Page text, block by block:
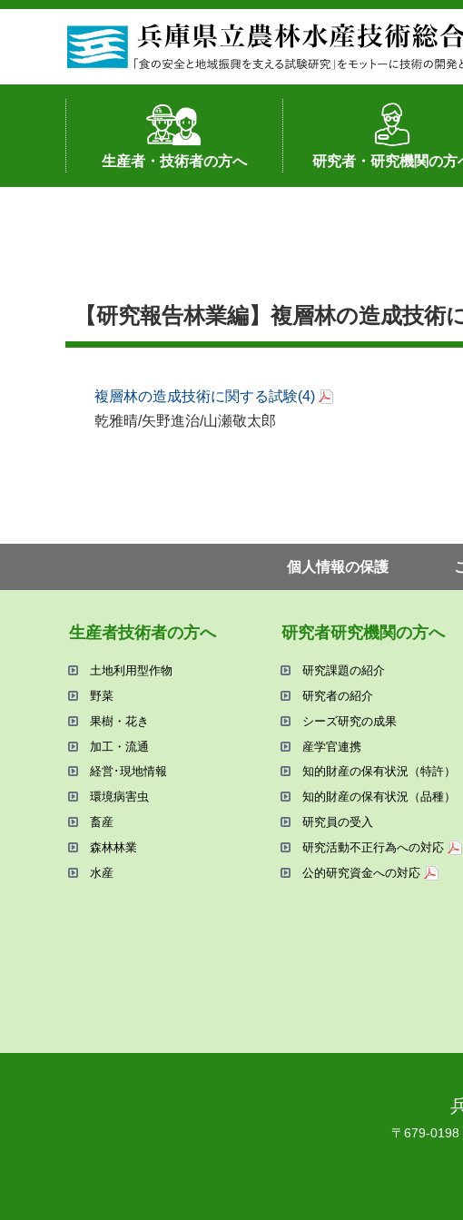
生産者・技術者の方へ
土地利用型作物
野菜
果樹・花き
加工・流通
経営･現地情報
環境病害虫
畜産
森林林業
水産
基幹種雄牛の紹介
研究者・研究機関の方
研究者の紹介
シーズ研究の成果
産学官連携
知的財産の保有状況（特許
知的財産の保有状況（品種
研究員の受入
研究活動不正行為への対応
公的研究資金への対応
【研究報告林業編】複層林の造成技術
複層林の造成技術に関する試験(4)
乾雅晴/矢野進治/山瀬敬太郎
個⼈情報の保護
⽣産者技術者の⽅へ
⼟地利⽤型作物
野菜
果樹・花き
加⼯・流通
経営･現地情報
環境病害⾍
畜産
森林林業
⽔産
研究者研究機関の⽅へ
研究課題の紹介
研究者の紹介
シーズ研究の成果
産学官連携
知的財産の保有状況（特許）
知的財産の保有状況（品種）
研究員の受⼊
研究活動不正⾏為への対応
公的研究資金への対応
〒679-0198